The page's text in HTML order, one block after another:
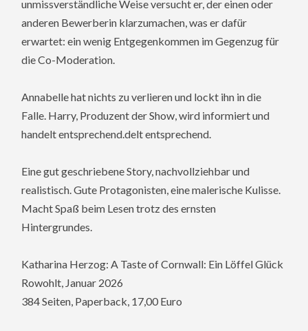
unmissverständliche Weise versucht er, der einen oder
anderen Bewerberin klarzumachen, was er dafür
erwartet: ein wenig Entgegenkommen im Gegenzug für
die Co-Moderation.
Annabelle hat nichts zu verlieren und lockt ihn in die
Falle. Harry, Produzent der Show, wird informiert und
handelt entsprechend.delt entsprechend.
Eine gut geschriebene Story, nachvollziehbar und
realistisch. Gute Protagonisten, eine malerische Kulisse.
Macht Spaß beim Lesen trotz des ernsten
Hintergrundes.
Katharina Herzog: A Taste of Cornwall: Ein Löffel Glück
Rowohlt, Januar 2026
384 Seiten, Paperback, 17,00 Euro